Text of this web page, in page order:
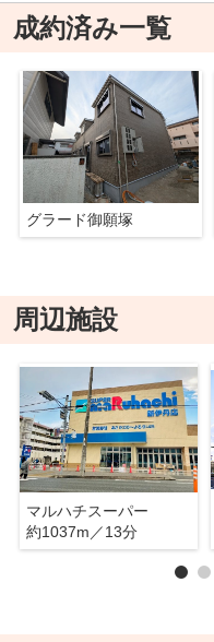
成約済み一覧
グラード御願塚
周辺施設
マルハチスーパー
約1037m／13分